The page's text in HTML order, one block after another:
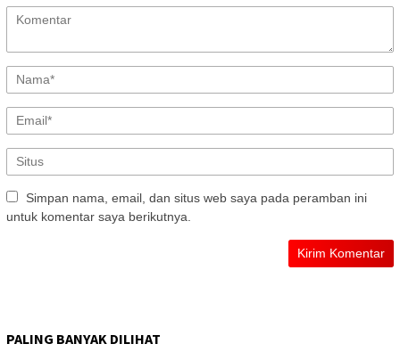
Simpan nama, email, dan situs web saya pada peramban ini
untuk komentar saya berikutnya.
PALING BANYAK DILIHAT